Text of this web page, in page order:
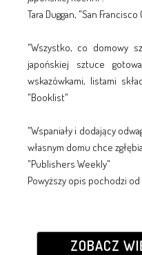
Tara Duggan, "San
"Wszystko, co domowy
japońskiej sztuce
wskazówkami, listami
"Booklist"
"Wspaniały i dodający
własnym domu chce
"Publishers Weekly"
Powyższy opis pochodzi od
ZOBACZ